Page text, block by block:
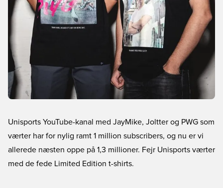
Unisports YouTube-kanal med JayMike, Joltter og PWG som
værter har for nylig ramt 1 million subscribers, og nu er vi
allerede næsten oppe på 1,3 millioner. Fejr Unisports værter
med de fede Limited Edition t-shirts.